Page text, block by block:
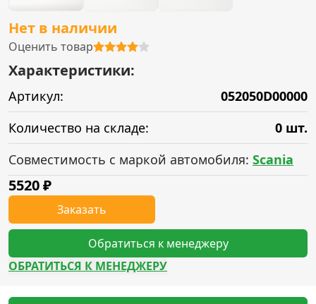
Нет в наличии
Оценить товар
Характеристики:
Артикул:
052050D00000
Количество на складе:
0 шт.
Совместимость с маркой автомобиля: Scania
5520₽
Заказать
Обратиться к менеджеру
ОБРАТИТЬСЯ К МЕНЕДЖЕРУ